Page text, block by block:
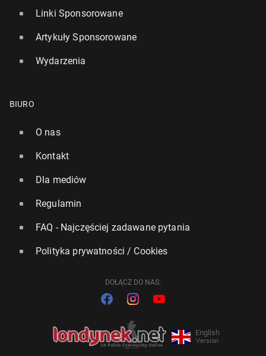
Linki Sponsorowane
Artykuły Sponsorowane
Wydarzenia
BIURO
O nas
Kontakt
Dla mediów
Regulamin
FAQ - Najczęściej zadawane pytania
Polityka prywatności / Cookies
DOŁĄCZ DO NAS:
English
Version